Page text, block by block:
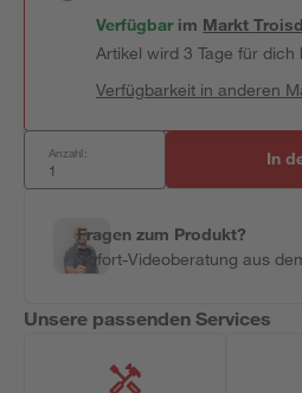
Verfügbar im Markt
Artikel wird 3 Tage für dich
Verfügbarkeit in anderen
Anzahl: In
Fragen zum Produkt?
Sofort-Videoberatung aus
Unsere passenden Services